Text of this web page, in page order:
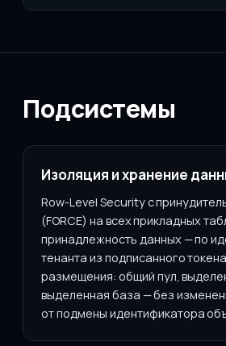
Подсистемы
Изоляция и хранение
Row-Level Security с
(FORCE) на всех прикладных
принадлежность данных — по
тенанта из подписанного
размещения: общий пул,
выделенная база — без
от подмены идентификатора